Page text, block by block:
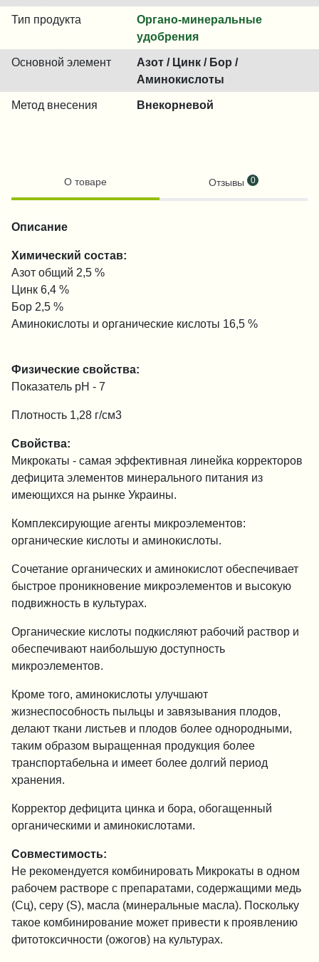
Тип продукта
Органо-минеральные
удобрения
Основной элемент
Азот / Цинк / Бор /
Аминокислоты
Метод внесения Внекорневой
О товаре Отзывы 0
Описание
Химический состав:
Азот общий 2,5 %
Цинк 6,4 %
Бор 2,5 %
Аминокислоты и органические кислоты 16,5 %
Физические свойства:
Показатель pH - 7
Плотность 1,28 г/см3
Свойства:
Микрокаты - самая эффективная линейка корректоров
дефицита элементов минерального питания из
имеющихся на рынке Украины.
Комплексирующие агенты микроэлементов:
органические кислоты и аминокислоты.
Сочетание органических и аминокислот обеспечивает
быстрое проникновение микроэлементов и высокую
подвижность в культурах.
Органические кислоты подкисляют рабочий раствор и
обеспечивают наибольшую доступность
микроэлементов.
Кроме того, аминокислоты улучшают
жизнеспособность пыльцы и завязывания плодов,
делают ткани листьев и плодов более однородными,
таким образом выращенная продукция более
транспортабельна и имеет более долгий период
хранения.
Корректор дефицита цинка и бора, обогащенный
органическими и аминокислотами.
Совместимость:
Не рекомендуется комбинировать Микрокаты в одном
рабочем растворе с препаратами, содержащими медь
(Сц), серу (S), масла (минеральные масла). Поскольку
такое комбинирование может привести к проявлению
фитотоксичности (ожогов) на культурах.